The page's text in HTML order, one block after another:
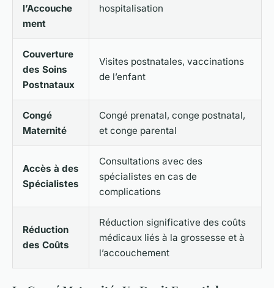
l’Accouche
ment
hospitalisation
Couverture
des Soins
Postnataux
Visites postnatales, vaccinations
de l’enfant
Congé
Maternité
Congé prenatal, conge postnatal,
et conge parental
Accès à des
Spécialistes
Consultations avec des
spécialistes en cas de
complications
Réduction
des Coûts
Réduction significative des coûts
médicaux liés à la grossesse et à
l’accouchement